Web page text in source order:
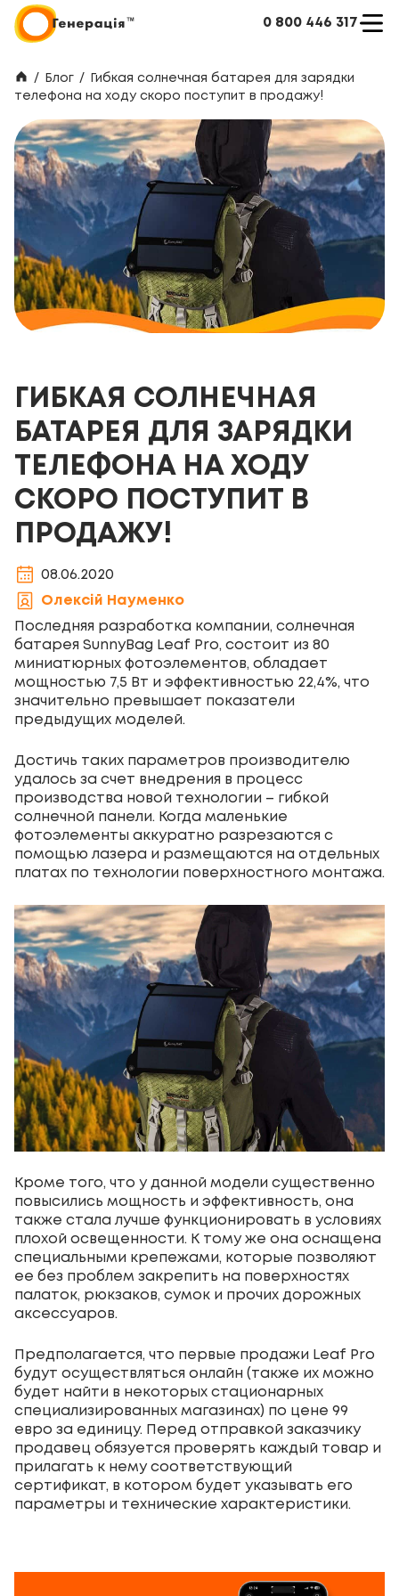
0 800 446 317
/ Блог /
Гибкая солнечная батарея для зарядки
телефона на ходу скоро поступит в продажу!
ГИБКАЯ СОЛНЕЧНАЯ
БАТАРЕЯ ДЛЯ ЗАРЯДКИ
ТЕЛЕФОНА НА ХОДУ
СКОРО ПОСТУПИТ В
ПРОДАЖУ!
08.06.2020
Олексій Науменко
Последняя разработка компании, солнечная
батарея SunnyBag Leaf Pro, состоит из 80
миниатюрных фотоэлементов, обладает
мощностью 7,5 Вт и эффективностью 22,4%, что
значительно превышает показатели
предыдущих моделей.
Достичь таких параметров производителю
удалось за счет внедрения в процесс
производства новой технологии – гибкой
солнечной панели. Когда маленькие
фотоэлементы аккуратно разрезаются с
помощью лазера и размещаются на отдельных
платах по технологии поверхностного монтажа.
Кроме того, что у данной модели существенно
повысились мощность и эффективность, она
также стала лучше функционировать в условиях
плохой освещенности. К тому же она оснащена
специальными крепежами, которые позволяют
ее без проблем закрепить на поверхностях
палаток, рюкзаков, сумок и прочих дорожных
аксессуаров.
Предполагается, что первые продажи Leaf Pro
будут осуществляться онлайн (также их можно
будет найти в некоторых стационарных
специализированных магазинах) по цене 99
евро за единицу. Перед отправкой заказчику
продавец обязуется проверять каждый товар и
прилагать к нему соответствующий
сертификат, в котором будет указывать его
параметры и технические характеристики.